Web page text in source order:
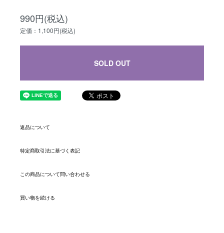
990円(税込)
定価：1,100円(税込)
SOLD OUT
返品について
特定商取引法に基づく表記
この商品について問い合わせる
買い物を続ける